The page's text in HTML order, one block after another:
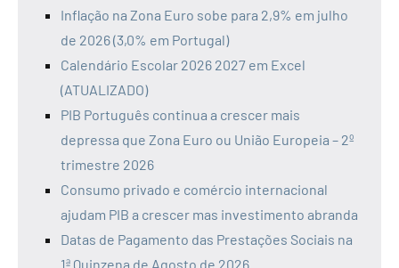
Inflação na Zona Euro sobe para 2,9% em julho
de 2026 (3,0% em Portugal)
Calendário Escolar 2026 2027 em Excel
(ATUALIZADO)
PIB Português continua a crescer mais
depressa que Zona Euro ou União Europeia – 2º
trimestre 2026
Consumo privado e comércio internacional
ajudam PIB a crescer mas investimento abranda
Datas de Pagamento das Prestações Sociais na
1ª Quinzena de Agosto de 2026